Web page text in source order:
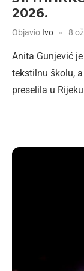
2026.
Objavio Ivo 8
Anita Gunjević
tekstilnu školu,
preselila u